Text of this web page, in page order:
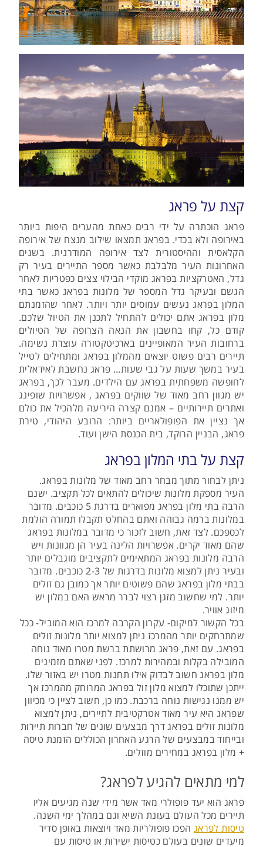
קצת על פראג
פראג הוכתרה על ידי רבים כאחת מהערים היפות ביותר
באירופה ולא בכדי. בפראג תמצאו שילוב מנצח של אירופה
הקלאסית וההיסטורית לצד אירופה המודרנית. בשנים
האחרונות העיר מלבלבת כאשר מספר התיירים בעיר רק
גדל, האטרקציות בפראג מוקדי הבילוי צצים כפטריות לאחר
הגשם ובעיקר גדל המספר של מלונות בפראג כאשר בתי
המלון בפראג נעשים עמוסים יותר ויותר. לאחר שהזמנתם
מלון בפראג אתם יכולים להתחיל לתכנן את הטיול שלכם.
קודם כל, קחו בחשבון את הנאה הצרופה של הטיולים
ברחובות העיר המאופיינים בארכיטקטורה עוצרת נשימה.
תיירים רבים פשוט יוצאים מהמלון בפראג ומתחילים לטייל
בעיר במשך שעות על גבי שעות... פראג נחשבת לאידאלית
לחופשה משפחתית בפראג עם הילדים. מעבר לכך, בפראג
יש מגוון רחב מאוד של שווקים בפראג , אפשרויות שופינג
ואתרים תיירותיים – אמנם קצרה היריעה מלהכיל את כולם
אך נציין את הפופולאריים ביותר: הרובע היהודי, טירת
פראג, הבניין הרוקד, בית הכנסת הישן ועוד.
קצת על בתי המלון בפראג
ניתן לבחור מתוך מבחר רחב מאוד של מלונות בפראג.
העיר מספקת מלונות שיכולים להתאים לכל תקציב. ישנם
הרבה בתי מלון בפראג מפוארים בדרגת 5 כוכבים. מדובר
במלונות ברמה גבוהה ואתם בהחלט תקבלו תמורה הולמת
לכספכם. לצד זאת, חשוב לזכור כי מדובר במלונות בפראג
שהם מאוד יקרים. אפשרויות הלינה בעיר הן מגוונות ויש
הרבה מלונות בפראג המתאימים לתקציבים מוגבלים יותר
ובעיר ניתן למצוא מלונות בדרגות של 2-3 כוכבים. מדובר
בבתי מלון בפראג שהם פשוטים יותר אך כמובן גם זולים
יותר. למי שחשוב מזגן רצוי לברר מראש האם במלון יש
מיזוג אוויר.
בכל הקשור למיקום- עקרון הקרבה למרכז הוא המוביל- ככל
שמתרחקים יותר מהמרכז ניתן למצוא יותר מלונות זולים
בפראג. עם זאת, פראג מרושתת ברשת מטרו מאוד נוחה
המובילה בקלות ובמהירות למרכז. לפני שאתם מזמינים
מלון בפראג חשוב לבדוק אילו תחנות מטרו יש באזור שלו.
ייתכן שתוכלו למצוא מלון זול בפראג המרוחק מהמרכז אך
יש ממנו נגישות נוחה ברכבת. כמו כן, חשוב לציין כי מכיוון
שפראג היא עיר מאוד אטרקטיבית לתיירים, ניתן למצוא
מלונות זולים בפראג דרך מבצעים שונים של חברות תיירות
ובייחוד במבצעים של הרגע האחרון הכוללים הזמנת טיסה
+ מלון בפראג במחירים מוזלים.
למי מתאים להגיע לפראג?
פראג הוא יעד פופולרי מאד אשר מידי שנה מגיעים אליו
תיירים מכל העולם בעונת השיא וגם במהלך ימי השנה.
טיסות לפראג הפכו פופולריות מאד ויוצאות באופן סדיר
מיעדים שונים בעולם כטיסות ישירות או טיסות עם